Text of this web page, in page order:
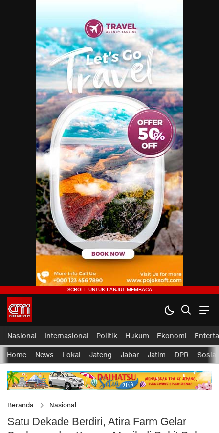
Nasional Internasional Politik Hukum Ekonomi
Home News Lokal Jateng Jabar Jatim DPR Sosial
Beranda Nasional
Satu Dekade Berdiri, Atira Farm Gelar